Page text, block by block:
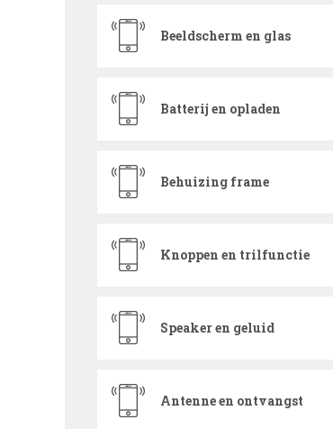
Beeldscherm en glas
Batterij en opladen
Behuizing frame
Knoppen en trilfunctie
Speaker en geluid
Antenne en ontvangst